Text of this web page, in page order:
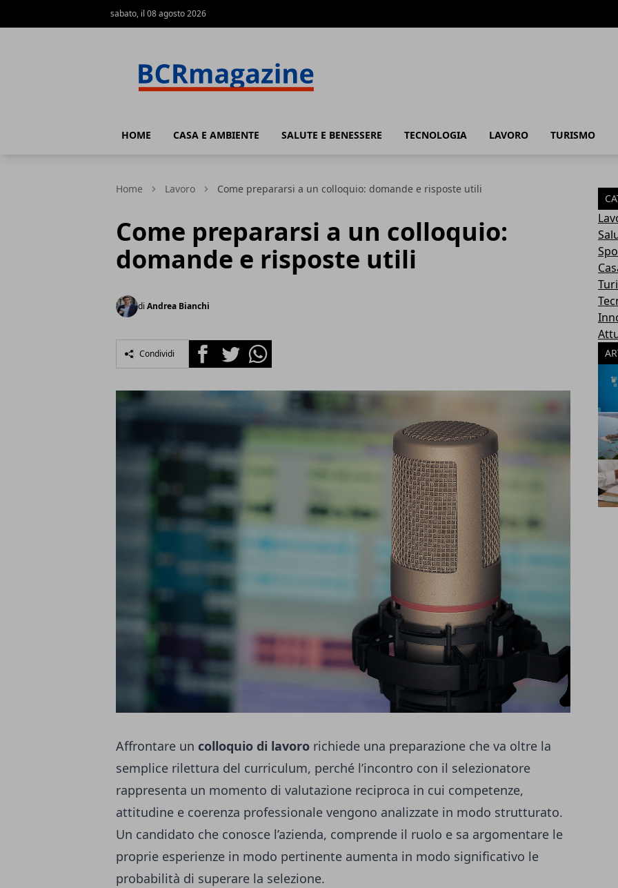
sabato, il 08 agosto 2026
HOME CASA E AMBIENTE SALUTE E BENESSERE TECNOLOGIA LAVORO TURISMO
Home Lavoro Come prepararsi a un colloquio: domande e risposte utili
Come prepararsi a un colloquio:
domande e risposte utili
di Andrea Bianchi
Condividi FacebookTwitterWhatsapp
Affrontare un colloquio di lavoro richiede una preparazione che va oltre la
semplice rilettura del curriculum, perché l’incontro con il selezionatore
rappresenta un momento di valutazione reciproca in cui competenze,
attitudine e coerenza professionale vengono analizzate in modo strutturato.
Un candidato che conosce l’azienda, comprende il ruolo e sa argomentare le
proprie esperienze in modo pertinente aumenta in modo significativo le
probabilità di superare la selezione.